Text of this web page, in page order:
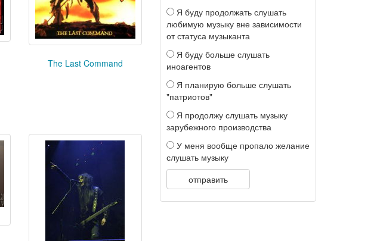
The Last Command
Я буду продолжать слушать
любимую музыку вне зависимости
от статуса музыканта
Я буду больше слушать
иноагентов
Я планирую больше слушать
"патриотов"
Я продолжу слушать музыку
зарубежного производства
У меня вообще пропало желание
слушать музыку
отправить